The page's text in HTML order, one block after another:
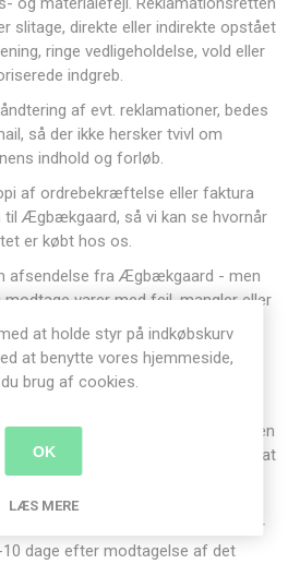
slitage, direkte eller indirekte opstået
ringe vedligeholdelse, vold eller
indgreb.
af evt. reklamationer, bedes
så der ikke hersker tvivl om
indhold og forløb.
af ordrebekræftelse eller faktura
Ægbækgaard, så vi kan se hvornår
er købt hos os.
afsendelse fra Ægbækgaard - men
varer med fejl, mangler eller
dette meddeles til Ægbækgaard
du har opdaget fejlen for at være
gældende.
købte varer, kan den returneres inden
for egen regning. Det kræver blot at
stand og emballagen skal være
forsvarligt, og vedlægges kopi af
Refusion af købesummen sker
dage efter modtagelse af det
at holde styr på indkøbskurv
at benytte vores hjemmeside,
brug af cookies.
OK
LÆS MERE